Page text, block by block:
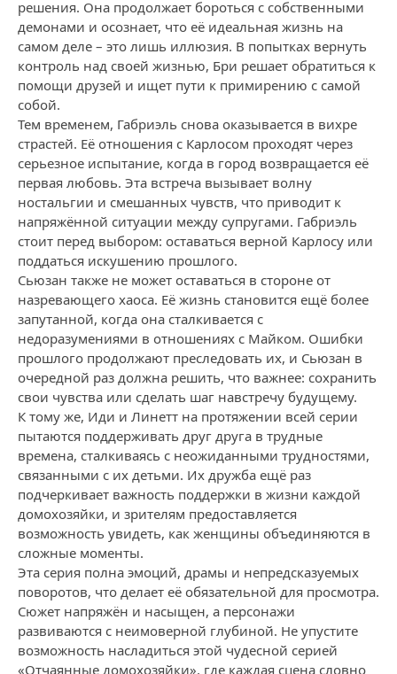
решения. Она продолжает бороться с собственными
демонами и осознает, что её идеальная жизнь на
самом деле – это лишь иллюзия. В попытках вернуть
контроль над своей жизнью, Бри решает обратиться к
помощи друзей и ищет пути к примирению с самой
собой.
Тем временем, Габриэль снова оказывается в вихре
страстей. Её отношения с Карлосом проходят через
серьезное испытание, когда в город возвращается её
первая любовь. Эта встреча вызывает волну
ностальгии и смешанных чувств, что приводит к
напряжённой ситуации между супругами. Габриэль
стоит перед выбором: оставаться верной Карлосу или
поддаться искушению прошлого.
Сьюзан также не может оставаться в стороне от
назревающего хаоса. Её жизнь становится ещё более
запутанной, когда она сталкивается с
недоразумениями в отношениях с Майком. Ошибки
прошлого продолжают преследовать их, и Сьюзан в
очередной раз должна решить, что важнее: сохранить
свои чувства или сделать шаг навстречу будущему.
К тому же, Иди и Линетт на протяжении всей серии
пытаются поддерживать друг друга в трудные
времена, сталкиваясь с неожиданными трудностями,
связанными с их детьми. Их дружба ещё раз
подчеркивает важность поддержки в жизни каждой
домохозяйки, и зрителям предоставляется
возможность увидеть, как женщины объединяются в
сложные моменты.
Эта серия полна эмоций, драмы и непредсказуемых
поворотов, что делает её обязательной для просмотра.
Сюжет напряжён и насыщен, а персонажи
развиваются с неимоверной глубиной. Не упустите
возможность насладиться этой чудесной серией
«Отчаянные домохозяйки», где каждая сцена словно